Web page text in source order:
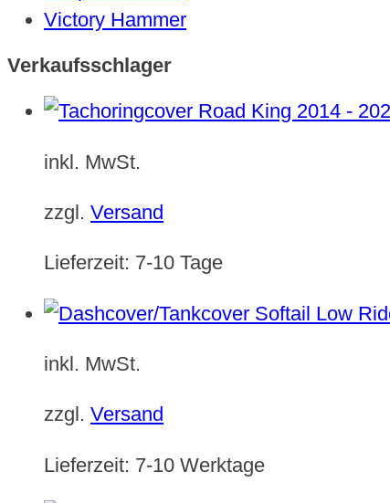
Victory Hammer
Verkaufsschlager
inkl. MwSt.
zzgl. Versand
Lieferzeit: 7-10 Tage
inkl. MwSt.
zzgl. Versand
Lieferzeit: 7-10 Werktage